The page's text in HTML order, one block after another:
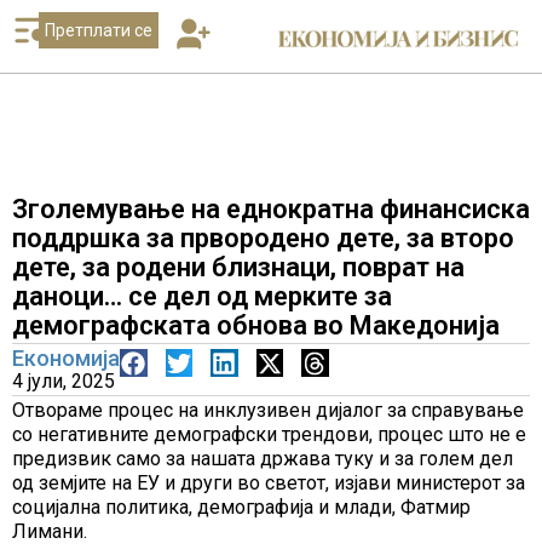
Претплати се
Зголемување на еднократна финансиска
поддршка за првородено дете, за второ
дете, за родени близнаци, поврат на
даноци… се дел од мерките за
демографската обнова во Македонија
Економија
4 јули, 2025
Отвораме процес на инклузивен дијалог за справување
со негативните демографски трендови, процес што не е
предизвик само за нашата држава туку и за голем дел
од земјите на ЕУ и други во светот, изјави министерот за
социјална политика, демографија и млади, Фатмир
Лимани.